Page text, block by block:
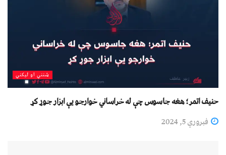
شنني او لیکني
حنیف اتمر؛ هغه جاسوس چې له خراساني خوارجو یې ابزار جوړ کړ
فبروري 5, 2024